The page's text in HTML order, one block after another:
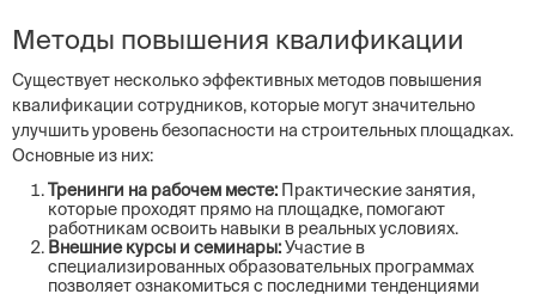
Методы повышения квалификации
Существует несколько эффективных методов повышения
квалификации сотрудников, которые могут значительно
улучшить уровень безопасности на строительных площадках.
Основные из них:
Тренинги на рабочем месте: Практические занятия,
которые проходят прямо на площадке, помогают
работникам освоить навыки в реальных условиях.
Внешние курсы и семинары:Участие в
специализированных образовательных программах
позволяет ознакомиться с последними тенденциями